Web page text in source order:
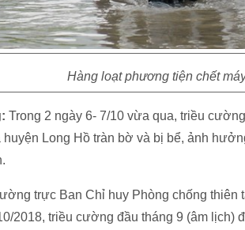
Hàng loạt phương tiện chết
Trong 2 ngày 6- 7/10 vừa qua, triều
Long Hồ tràn bờ và bị bể, ảnh
trực Ban Chỉ huy Phòng chống thiên
2018, triều cường đầu tháng 9 (âm lịch)